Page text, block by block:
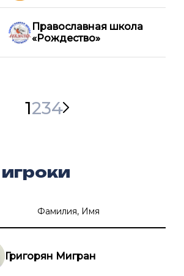
Православная школа
«Рождество»
1234
Фамилия, Имя
Григорян Мигран